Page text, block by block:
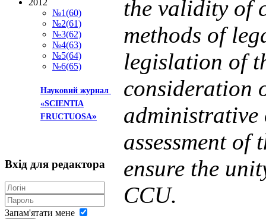
the validity of
methods of
legislation of
consideration
administrative
assessment of
ensure the
CCU.
2012
№1(60)
№2(61)
№3(62)
№4(63)
№5(64)
№6(65)
Науковий журнал
«SCIENTIA
FRUCTUOSA»
Вхід для редактора
Запам'ятати мене